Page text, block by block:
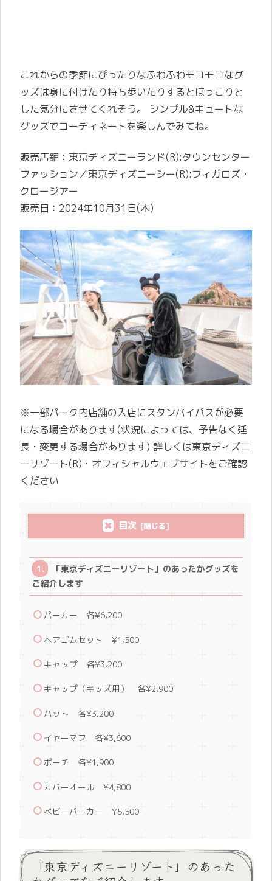
これからの季節にぴったりなふわふわモコモコなグ
ッズは身に付けたり持ち歩いたりするとほっこりと
した気分にさせてくれそう。 シンプル&キュートな
グッズでコーディネートを楽しんでみてね。
販売店舗：東京ディズニーランド(R):タウンセンター
ファッション／東京ディズニーシー(R):フィガロズ・
クロージアー
販売日：2024年10月31日(木)
※一部パーク内店舗の入店にスタンバイパスが必要
になる場合があります(状況によっては、予告なく延
長・変更する場合があります) 詳しくは東京ディズニ
ーリゾート(R)・オフィシャルウェブサイトをご確認
ください
目次
「東京ディズニーリゾート」のあったかグッズを
ご紹介します
パーカー 各¥6,200
ヘアゴムセット ¥1,500
キャップ 各¥3,200
キャップ（キッズ用） 各¥2,900
ハット 各¥3,200
イヤーマフ 各¥3,600
ポーチ 各¥1,900
カバーオール ¥4,800
ベビーパーカー ¥5,500
「東京ディズニーリゾート」のあった